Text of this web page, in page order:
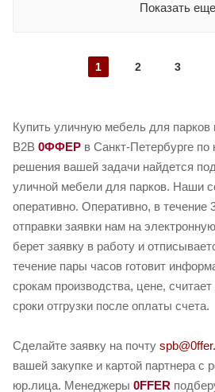
Показать еще
1 2 3
Купить уличную мебель для парков
B2B 0ФФЕР в Санкт-Петербурге
решения вашей задачи найдется
уличной мебели для парков. Наши
оперативно. Оперативно, в течение
отправки заявки нам на
берет заявку в работу и
течение пары часов готовит
срокам производства, цене,
сроки отгрузки после оплаты счета.
Сделайте заявку на почту
вашей закупке и картой партнера с
юр.лица. Менеджеры 0FFER